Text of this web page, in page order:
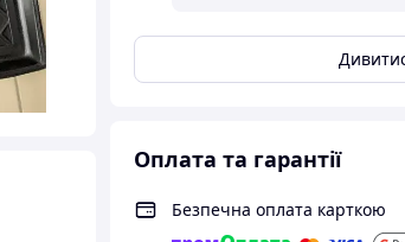
Оплата та гарантії
Безпечна оплата карткою